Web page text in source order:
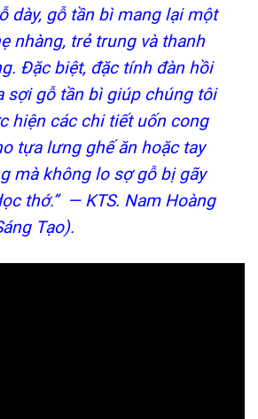
dày, gỗ tần bì mang lại một
nhàng, trẻ trung và thanh
Đặc biệt, đặc tính đàn hồi
sợi gỗ tần bì giúp chúng tôi
hiện các chi tiết uốn cong
tựa lưng ghế ăn hoặc tay
mà không lo sợ gỗ bị gãy
thớ.” — KTS. Nam Hoàng
Tạo).